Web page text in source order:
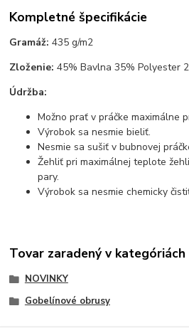
Kompletné špecifikácie
Gramáž: 435 g/m2
Zloženie: 45% Bavlna 35% Polyester
Údržba:
Možno prať v práčke maximálne
Výrobok sa nesmie bieliť.
Nesmie sa sušiť v bubnovej
Žehliť pri maximálnej teplote
pary.
Výrobok sa nesmie chemicky
Tovar zaradený v kategóriách
NOVINKY
Gobelínové obrusy